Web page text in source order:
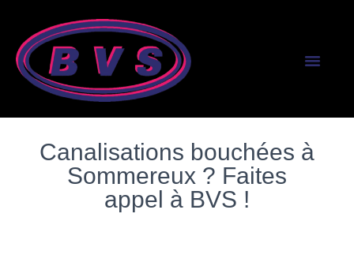
Canalisations bouchées à
Sommereux ? Faites
appel à BVS !